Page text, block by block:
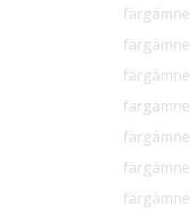
färgämne
färgämne
färgämne
färgämne
färgämne
färgämne
färgämne